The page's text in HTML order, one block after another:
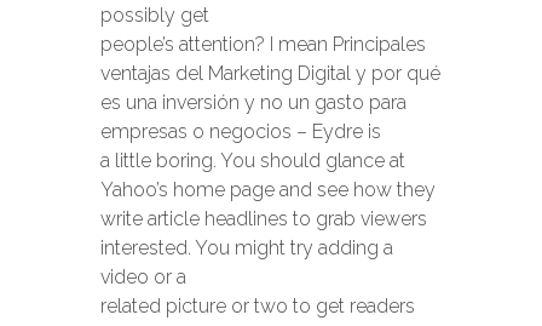
possibly get
people’s attention? I mean Principales
ventajas del Marketing Digital y por qué
es una inversión y no un gasto para
empresas o negocios – Eydre is
a little boring. You should glance at
Yahoo’s home page and see how they
write article headlines to grab viewers
interested. You might try adding a
video or a
related picture or two to get readers